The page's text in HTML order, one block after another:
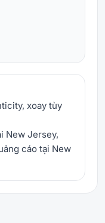
xoay tùy
New Jersey,
cáo tại New